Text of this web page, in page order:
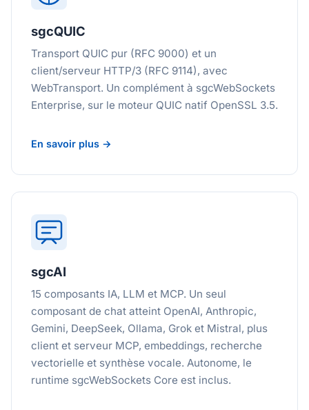
sgcQUIC
Transport QUIC pur (RFC 9000) et un
client/serveur HTTP/3 (RFC 9114), avec
WebTransport. Un complément à sgcWebSockets
Enterprise, sur le moteur QUIC natif OpenSSL 3.5.
En savoir plus →
sgcAI
15 composants IA, LLM et MCP. Un seul
composant de chat atteint OpenAI, Anthropic,
Gemini, DeepSeek, Ollama, Grok et Mistral, plus
client et serveur MCP, embeddings, recherche
vectorielle et synthèse vocale. Autonome, le
runtime sgcWebSockets Core est inclus.